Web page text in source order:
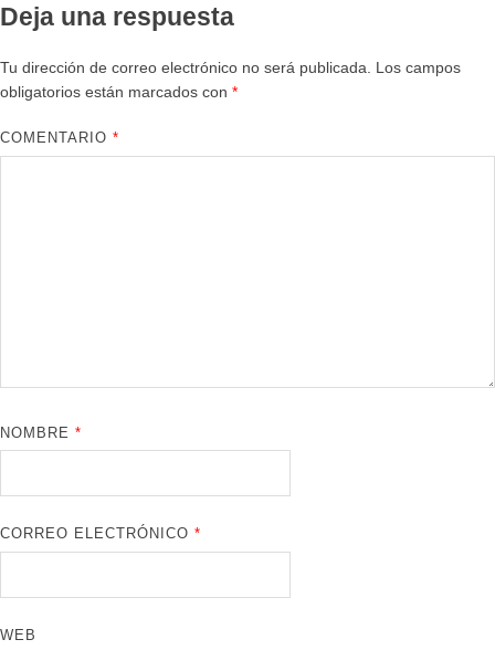
Deja una respuesta
Tu dirección de correo electrónico no será publicada. Los campos
obligatorios están marcados con *
COMENTARIO*
NOMBRE*
CORREO ELECTRÓNICO*
WEB